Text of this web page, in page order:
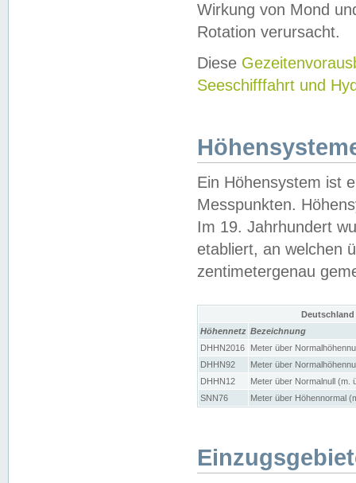
Wirkung von Mond
Rotation verursacht.
Diese
Seeschifffahrt und
Ein Höhensystem ist
Messpunkten.
Im 19. Jahrhundert
etabliert, an welchen
zentimetergenau
Höhennetz Bezeichnung
DHHN2016
Meter über
DHHN92
Meter über
DHHN12
Meter über Normalnull (m.
SNN76
Meter über Höhennormal